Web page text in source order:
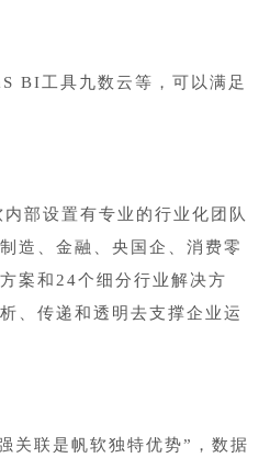
BI工具九数云等，可以满足
部设置有专业的行业化团队
造、金融、央国企、消费零
案和24个细分行业解决方
、传递和透明去支撑企业运
关联是帆软独特优势”，数据